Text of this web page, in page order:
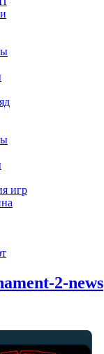
игр
2-news